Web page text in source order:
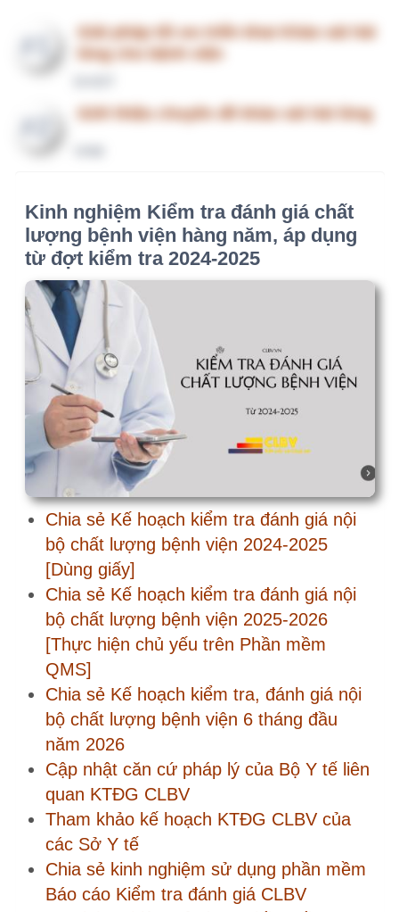
Chia sẻ Kế hoạch kiểm tra đánh giá nội
bộ chất lượng bệnh viện 2024-2025
[Dùng giấy]
Chia sẻ Kế hoạch kiểm tra đánh giá nội
bộ chất lượng bệnh viện 2025-2026
[Thực hiện chủ yếu trên Phần mềm
QMS]
Chia sẻ Kế hoạch kiểm tra, đánh giá nội
bộ chất lượng bệnh viện 6 tháng đầu
năm 2026
Cập nhật căn cứ pháp lý của Bộ Y tế liên
quan KTĐG CLBV
Tham khảo kế hoạch KTĐG CLBV của
các Sở Y tế
Chia sẻ kinh nghiệm sử dụng phần mềm
Báo cáo Kiểm tra đánh giá CLBV
Kinh nghiệm sử dụng phần mềm
KTĐG của Bệnh viện - Tự kiểm tra
đánh giá CLBV
[CHIA SẺ KINH NGHIỆM] Bước
[CHIA SẺ KINH NGHIỆM] Bước
2/8. Nhập thông tin, số liệu hoạt
động bệnh viện trong 12 tháng
[CHIA SẺ KINH NGHIỆM]
Hướng dẫn sử dụng trang
nova.qlbv.vn
[CHIA SẺ KINH NGHIỆM]
Liên hệ hỗ trợ trang NOVA
https://nova.qlbv.vn và
cdc.kcb.vn